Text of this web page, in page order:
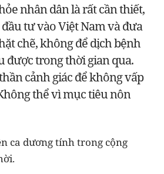
nhân dân là rất cần thiết,
tư vào Việt Nam và đưa
chẽ, không để dịch bệnh
được trong thời gian qua.
cảnh giác để không vấp
thể vì mục tiêu nôn
ca dương tính trong cộng